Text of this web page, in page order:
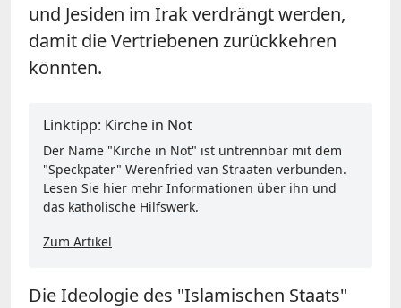
und Jesiden im Irak verdrängt werden,
damit die Vertriebenen zurückkehren
könnten.
Linktipp: Kirche in Not
Der Name "Kirche in Not" ist untrennbar mit dem
"Speckpater" Werenfried van Straaten verbunden.
Lesen Sie hier mehr Informationen über ihn und
das katholische Hilfswerk.
Zum Artikel
Die Ideologie des "Islamischen Staats"